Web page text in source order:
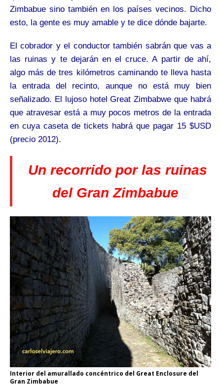
Zimbabue sino también en los países vecinos. Dicho
esto, la gente es muy amable y te dice dónde bajarte.
El cobrador y el conductor también sabrán que vas a
las ruinas y te dejarán en el cruce. A partir de ahí,
algo más de tres kilómetros caminando te lleva hasta
la entrada del recinto, aunque no está muy bien
señalizado. El lujoso hotel Great Zimbabwe que habrá
que atravesar está a muy pocos metros de la entrada
en cuya caseta de tickets habrá que pagar 15 $USD
(precio 2012).
Un recorrido por las ruinas
del Gran Zimbabue
Interior del amurallado concéntrico del Great Enclosure del
Gran Zimbabue